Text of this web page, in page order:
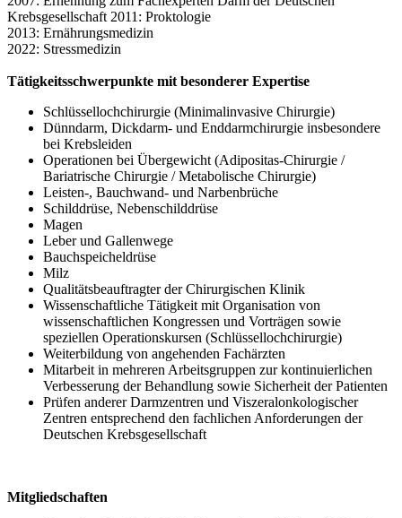
Krebsgesellschaft 2011: Proktologie
2013: Ernährungsmedizin
2022: Stressmedizin
Tätigkeitsschwerpunkte mit besonderer Expertise
Schlüssellochchirurgie (Minimalinvasive Chirurgie)
Dünndarm, Dickdarm- und Enddarmchirurgie insbesondere
bei Krebsleiden
Operationen bei Übergewicht (Adipositas-Chirurgie /
Bariatrische Chirurgie / Metabolische Chirurgie)
Leisten-, Bauchwand- und Narbenbrüche
Schilddrüse, Nebenschilddrüse
Magen
Leber und Gallenwege
Bauchspeicheldrüse
Milz
Qualitätsbeauftragter der Chirurgischen Klinik
Wissenschaftliche Tätigkeit mit Organisation von
wissenschaftlichen Kongressen und Vorträgen sowie
speziellen Operationskursen (Schlüssellochchirurgie)
Weiterbildung von angehenden Fachärzten
Mitarbeit in mehreren Arbeitsgruppen zur kontinuierlichen
Verbesserung der Behandlung sowie Sicherheit der Patienten
Prüfen anderer Darmzentren und Viszeralonkologischer
Zentren entsprechend den fachlichen Anforderungen der
Deutschen Krebsgesellschaft
Mitgliedschaften